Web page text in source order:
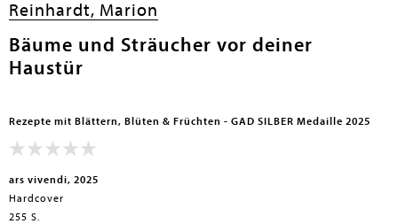
Reinhardt, Marion
Bäume und Sträucher vor deiner
Haustür
Rezepte mit Blättern, Blüten & Früchten - GAD SILBER Medaille 2025
ars vivendi, 2025
Hardcover
255 S.